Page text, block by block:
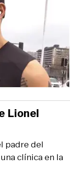
padre del
clínica en la
Lionel